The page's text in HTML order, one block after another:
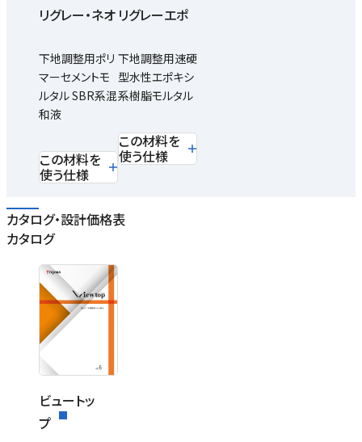
リグレー・ネオ
下地調整用ポリ
マーセメントモ
ルタル SBR系混
和液
この材料を
使う仕様
リグレーエポ
下地調整用速硬
型水性エポキシ
系樹脂モルタル
この材料を
使う仕様
カタログ・設計価格表
カタログ
ビュートッ
プ